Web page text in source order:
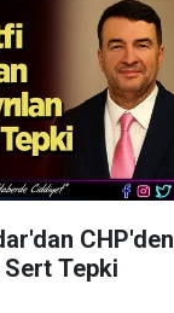
CHP'den
Tepki